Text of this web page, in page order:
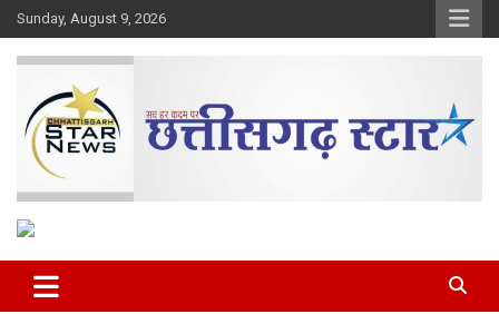
Skip
to
content
Sunday, August 9, 2026
Chhattisgarh Star